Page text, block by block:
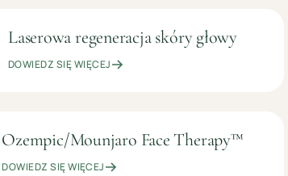
499
ZŁ
LASEROTERAPIA
Laserowa regeneracja skóry głowy
DOWIEDZ SIĘ WIĘCEJ
699
KOSMETOLOGIA
Ozempic/Mounjaro Face Therapy™
DOWIEDZ SIĘ WIĘCEJ